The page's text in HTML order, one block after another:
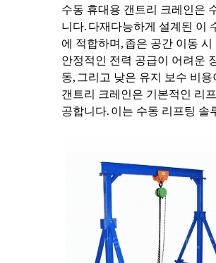
수동 휴대용 갠트리 크레인은
니다. 다재다능하게 설계된 이
에 적합하며, 좁은 공간 이동
안정적인 전력 공급이 어려운
동, 그리고 낮은 유지 보수 비
갠트리 크레인은 기본적인 리
공합니다. 이는 수동 리프팅